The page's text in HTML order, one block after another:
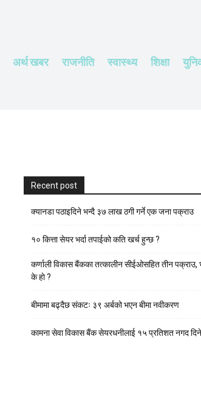
अर्थ खबर राजनीति स्वास्थ्य शिक्षा
Recent post
क्यानडा पठाइदिने भन्दै ३७ लाख ठगी गर्ने एक जना पक्राउ
१० कित्ता सेयर भर्दा तपाईको कति खर्च हुन्छ ?
कर्णाली विकास बैंकका तत्कालीन सीईओसहित तीन पक्राउ,
के हाे ?
बीमामा बढ्दैछ संकटः ३९ अर्बको भएन बीमा नवीकरण
कामना सेवा विकास बैंक सेयरधनीलाई १५ प्रतिशत नगद दिने